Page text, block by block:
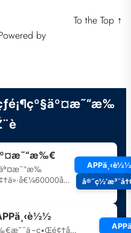
by
To the Top ↑